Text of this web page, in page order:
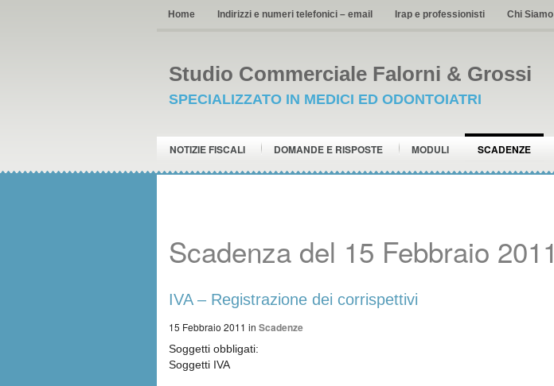
Home Indirizzi e numeri telefonici – email Irap e professionisti Chi Siamo
Studio Commerciale Falorni & Grossi
SPECIALIZZATO IN MEDICI ED ODONTOIATRI
NOTIZIE FISCALI DOMANDE E RISPOSTE MODULI SCADENZE
Scadenza del 15 Febbraio 2011
IVA – Registrazione dei corrispettivi
15 Febbraio 2011 in Scadenze
Soggetti obbligati:
Soggetti IVA